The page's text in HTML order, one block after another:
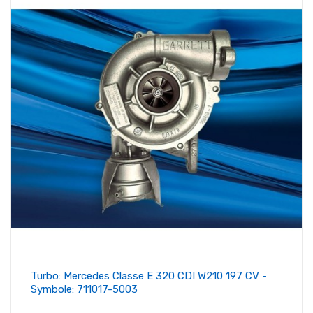
Turbo: Mercedes Classe E 320 CDI W210 197 CV -
Symbole: 711017-5003